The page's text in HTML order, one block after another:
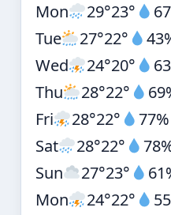
Mon
29°23°
Tue
27°22°
Wed
24°20°
Thu
28°22°
Fri
28°22°
77%
Sat
28°22°
Sun
27°23°
Mon
24°22°